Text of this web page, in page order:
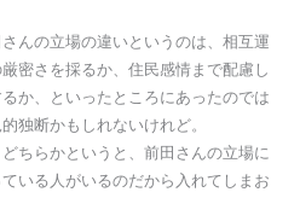
んの立場の違いというのは、相互運
密さを採るか、住民感情まで配慮し
か、といったところにあったのでは
独断かもしれないけれど。
ちらかというと、前田さんの立場に
いる人がいるのだから入れてしまお